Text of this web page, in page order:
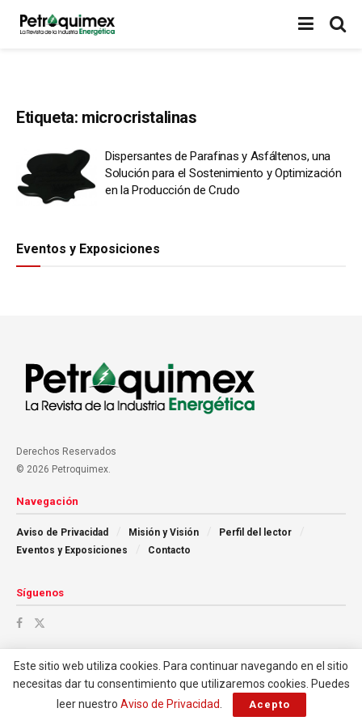
Etiqueta: microcristalinas
Dispersantes de Parafinas y Asfáltenos, una
Solución para el Sostenimiento y Optimización
en la Producción de Crudo
Eventos y Exposiciones
Derechos Reservados
© 2026 Petroquimex.
Navegación
Aviso de Privacidad Misión y Visión
Perfil del lector
Eventos y Exposiciones
Contacto
Síguenos
Este sitio web utiliza cookies. Para continuar navegando en el sitio
necesitas dar tu consentimiento que utilizaremos cookies. Puedes
leer nuestro Aviso de Privacidad Acepto